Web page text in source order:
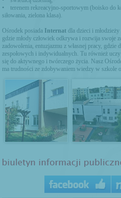
• terenem rekreacyjno-sportowym (boisko do
siłowania, zielona klasa).
Ośrodek posiada Internat dla dzieci i
gdzie młody człowiek odkrywa i rozwija swoje
zadowolenia, entuzjazmu z własnej pracy, gdzie
zespołowych i indywidualnych. Tu również
się do aktywnego i twórczego życia. Nasz
ma trudności ze zdobywaniem wiedzy w szkole